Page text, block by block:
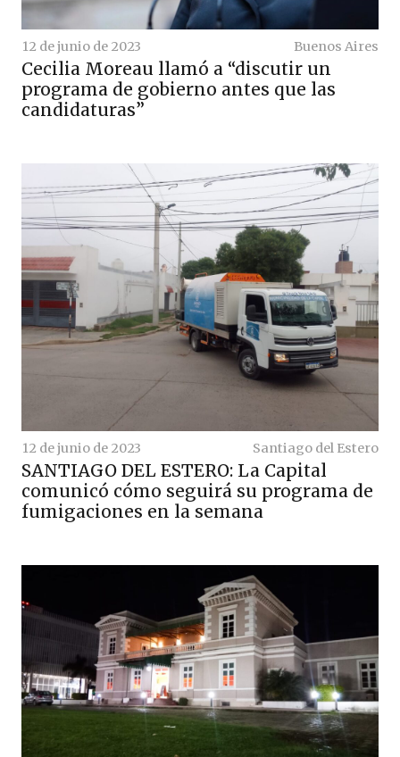
12 de junio de 2023 Buenos Aires
Cecilia Moreau llamó a “discutir un
programa de gobierno antes que las
candidaturas”
12 de junio de 2023 Santiago del Estero
SANTIAGO DEL ESTERO: La Capital
comunicó cómo seguirá su programa de
fumigaciones en la semana